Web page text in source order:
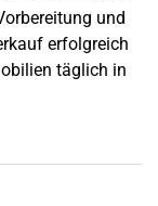
und
erfolgreich
täglich in